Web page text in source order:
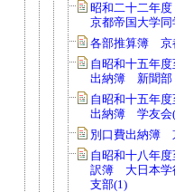
昭和二十二年
京都帝国大学同
各部推算簿 京
自昭和十五年
出納簿 新聞部
自昭和十五年
出納簿 学友会
別口費出納簿
自昭和十八年
訳簿 大日本学
支部(1)